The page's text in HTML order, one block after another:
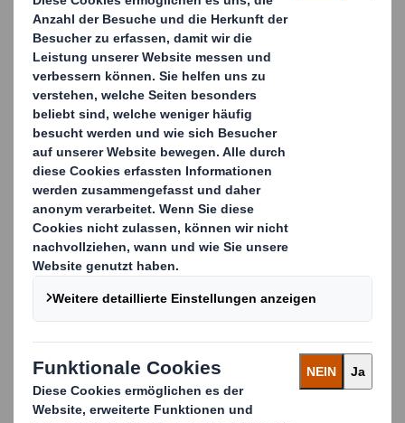
Die Rolle der Verkaufsverpackung
Für den „First moment of truth" spielt die
Gestaltung der Verpackung am Point-of-Sale eine
entscheidende Rolle. Gemeinsam mit Ihnen stellen
wir sicher, dass die Verkaufsverpackung Ihre
Markenbotschaft transportiert, anwenderfreundlich
ist und einen hohen Wiedererkennungswert im Regal
garantiert.
Eine gute Konsumgüterverpackung schützt nicht
nur Ihr Produkt und optimiert die logistischen
Prozesse, sondern hebt sich im Handel von der Masse
ab, zieht die Aufmerksamkeit auf sich und löst so
den entscheidenen Kaufimpuls für Ihr Produkt aus.